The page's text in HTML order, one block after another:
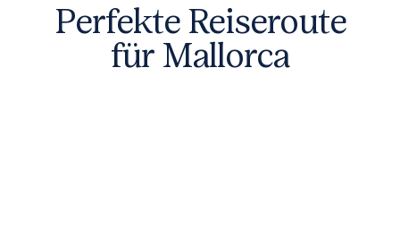
Perfekte Reiseroute
für Mallorca